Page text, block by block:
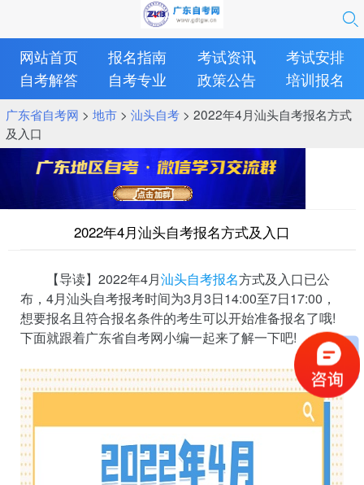
网站首页 报名指南 考试资讯
考试安排
自考解答
自考专业 政策公告 培训报名
广东省自考网 > 地市> 汕头自考> 2022年4月汕头自考报名方式
及入口
2022年4月汕头自考报名方式及入口
【导读】2022年4月汕头自考报名方式及入口已公
布，4月汕头自考报考时间为3月3日14:00至7日17:00，
想要报名且符合报名条件的考生可以开始准备报名了哦!
下面就跟着广东省自考网小编一起来了解一下吧!